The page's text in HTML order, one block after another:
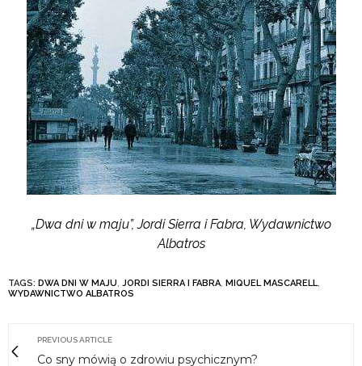
„Dwa dni w maju”, Jordi Sierra i Fabra, Wydawnictwo
Albatros
TAGS: DWA DNI W MAJU, JORDI SIERRA I FABRA, MIQUEL MASCARELL,
WYDAWNICTWO ALBATROS
PREVIOUS ARTICLE
Co sny mówią o zdrowiu psychicznym?